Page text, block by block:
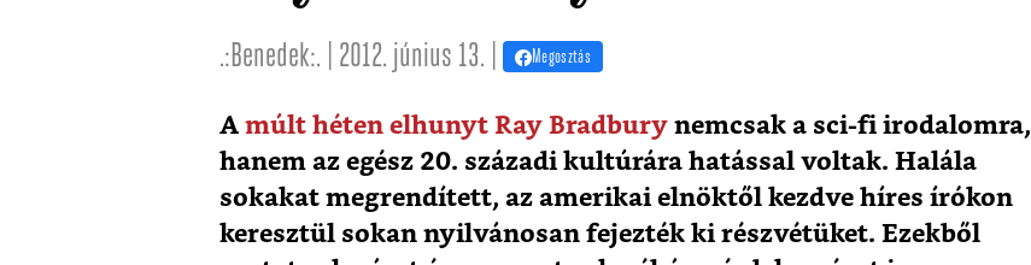
.:Benedek:. | 2012. június 13. | Megosztás
A múlt héten elhunyt Ray Bradbury nemcsak a sci-fi irodalomra,
hanem az egész 20. századi kultúrára hatással voltak. Halála
sokakat megrendített, az amerikai elnöktől kezdve híres írókon
keresztül sokan nyilvánosan fejezték ki részvétüket. Ezekből